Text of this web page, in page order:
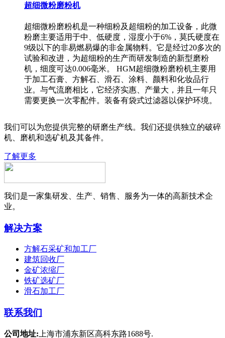
超细微粉磨粉机
超细微粉磨粉机是一种细粉及超细粉的加工设备，此微
粉磨主要适用于中、低硬度，湿度小于6%，莫氏硬度在
9级以下的非易燃易爆的非金属物料。它是经过20多次的
试验和改进，为超细粉的生产而研发制造的新型磨粉
机，细度可达0.006毫米。 HGM超细微粉磨粉机主要用
于加工石膏、方解石、滑石、涂料、颜料和化妆品行
业。与气流磨相比，它经济实惠、产量大，并且一年只
需要更换一次零配件。装备有袋式过滤器以保护环境。
我们可以为您提供完整的研磨生产线。我们还提供独立的破碎
机、磨机和选矿机及其备件。
了解更多
我们是一家集研发、生产、销售、服务为一体的高新技术企
业。
解决方案
方解石采矿和加工厂
建筑回收厂
金矿浓缩厂
铁矿选矿厂
滑石加工厂
联系我们
公司地址: 上海市浦东新区高科东路1688号.